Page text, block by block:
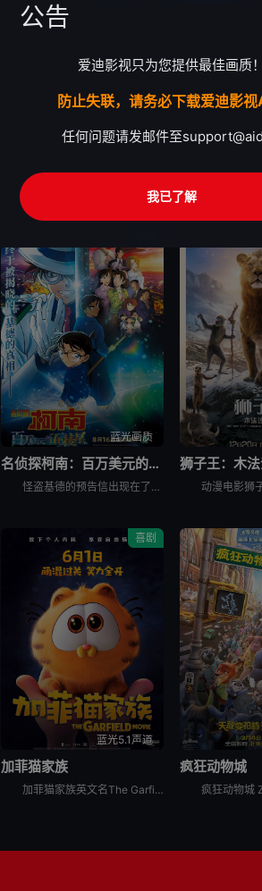
蓝光画质
名侦探柯南：百万美元的五棱星
怪盗基德的预告信出现在了北海道函馆，斧江财阀的收藏库中。这次基德将要盗走的是，江戸幕府时期新选组副长土方岁三的日本刀。向来追逐奢华宝石的怪盗基德，居然会看上刀？ &nbsp; &nbsp; &nb
狮子王：木
喜剧
蓝光5.1声道
加菲猫家族
加菲猫家族英文名The Garfield Movie讲述的是：加菲猫（克里斯·帕拉特 Chris Pratt 配音），这只全球闻名、厌恶星期一、对千层面情有独钟的宅猫，正准备开启一段疯狂的户外奇遇
疯狂动物城
公告
爱迪影视只为您提供最佳画质！
防止失联，请务必下载爱迪影视
任何问题请发邮件至
我已了解